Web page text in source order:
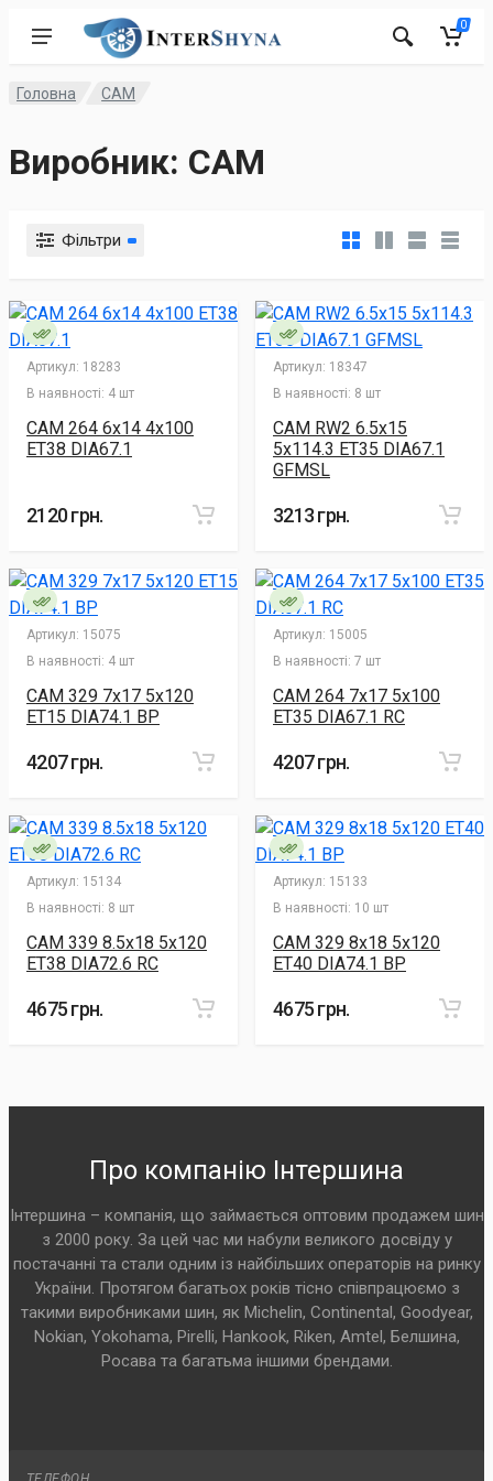
0
Головна CAM
Виробник: CAM
Фільтри
Артикул: 18283
В наявності: 4 шт
CAM 264 6x14 4x100
ET38 DIA67.1
2120 грн.
Артикул: 18347
В наявності: 8 шт
CAM RW2 6.5x15
5x114.3 ET35 DIA67.1
GFMSL
3213 грн.
Артикул: 15075
В наявності: 4 шт
CAM 329 7x17 5x120
ET15 DIA74.1 BP
4207 грн.
Артикул: 15005
В наявності: 7 шт
CAM 264 7x17 5x100
ET35 DIA67.1 RC
4207 грн.
Артикул: 15134
В наявності: 8 шт
CAM 339 8.5x18 5x120
ET38 DIA72.6 RC
4675 грн.
Артикул: 15133
В наявності: 10 шт
CAM 329 8x18 5x120
ET40 DIA74.1 BP
4675 грн.
Про компанію Інтершина
Інтершина – компанія, що займається оптовим продажем шин
з 2000 року. За цей час ми набули великого досвіду у
постачанні та стали одним із найбільших операторів на ринку
України. Протягом багатьох років тісно співпрацюємо з
такими виробниками шин, як Michelin, Continental, Goodyear,
Nokian, Yokohama, Pirelli, Hankook, Riken, Amtel, Белшина,
Росава та багатьма іншими брендами.